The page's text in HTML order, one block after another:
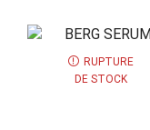
RUPTURE
DE STOCK